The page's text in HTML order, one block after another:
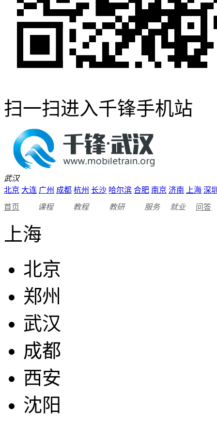
扫一扫进入千锋手机站
武汉
北京 大连 广州 成都 杭州 长沙 哈尔滨 合肥 南京 济南 上海 深
首页 课程 教程 教研 服务 就业 问答
上海
北京
郑州
武汉
成都
西安
沈阳